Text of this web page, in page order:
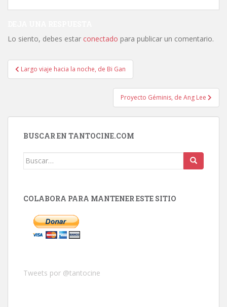
Lo siento, debes estar conectado para publicar un comentario.
Navegación
de
Largo viaje hacia la noche, de Bi Gan
Proyecto Géminis, de Ang Lee
BUSCAR EN TANTOCINE.COM
Buscar:
COLABORA PARA MANTENER ESTE SITIO
Tweets por @tantocine